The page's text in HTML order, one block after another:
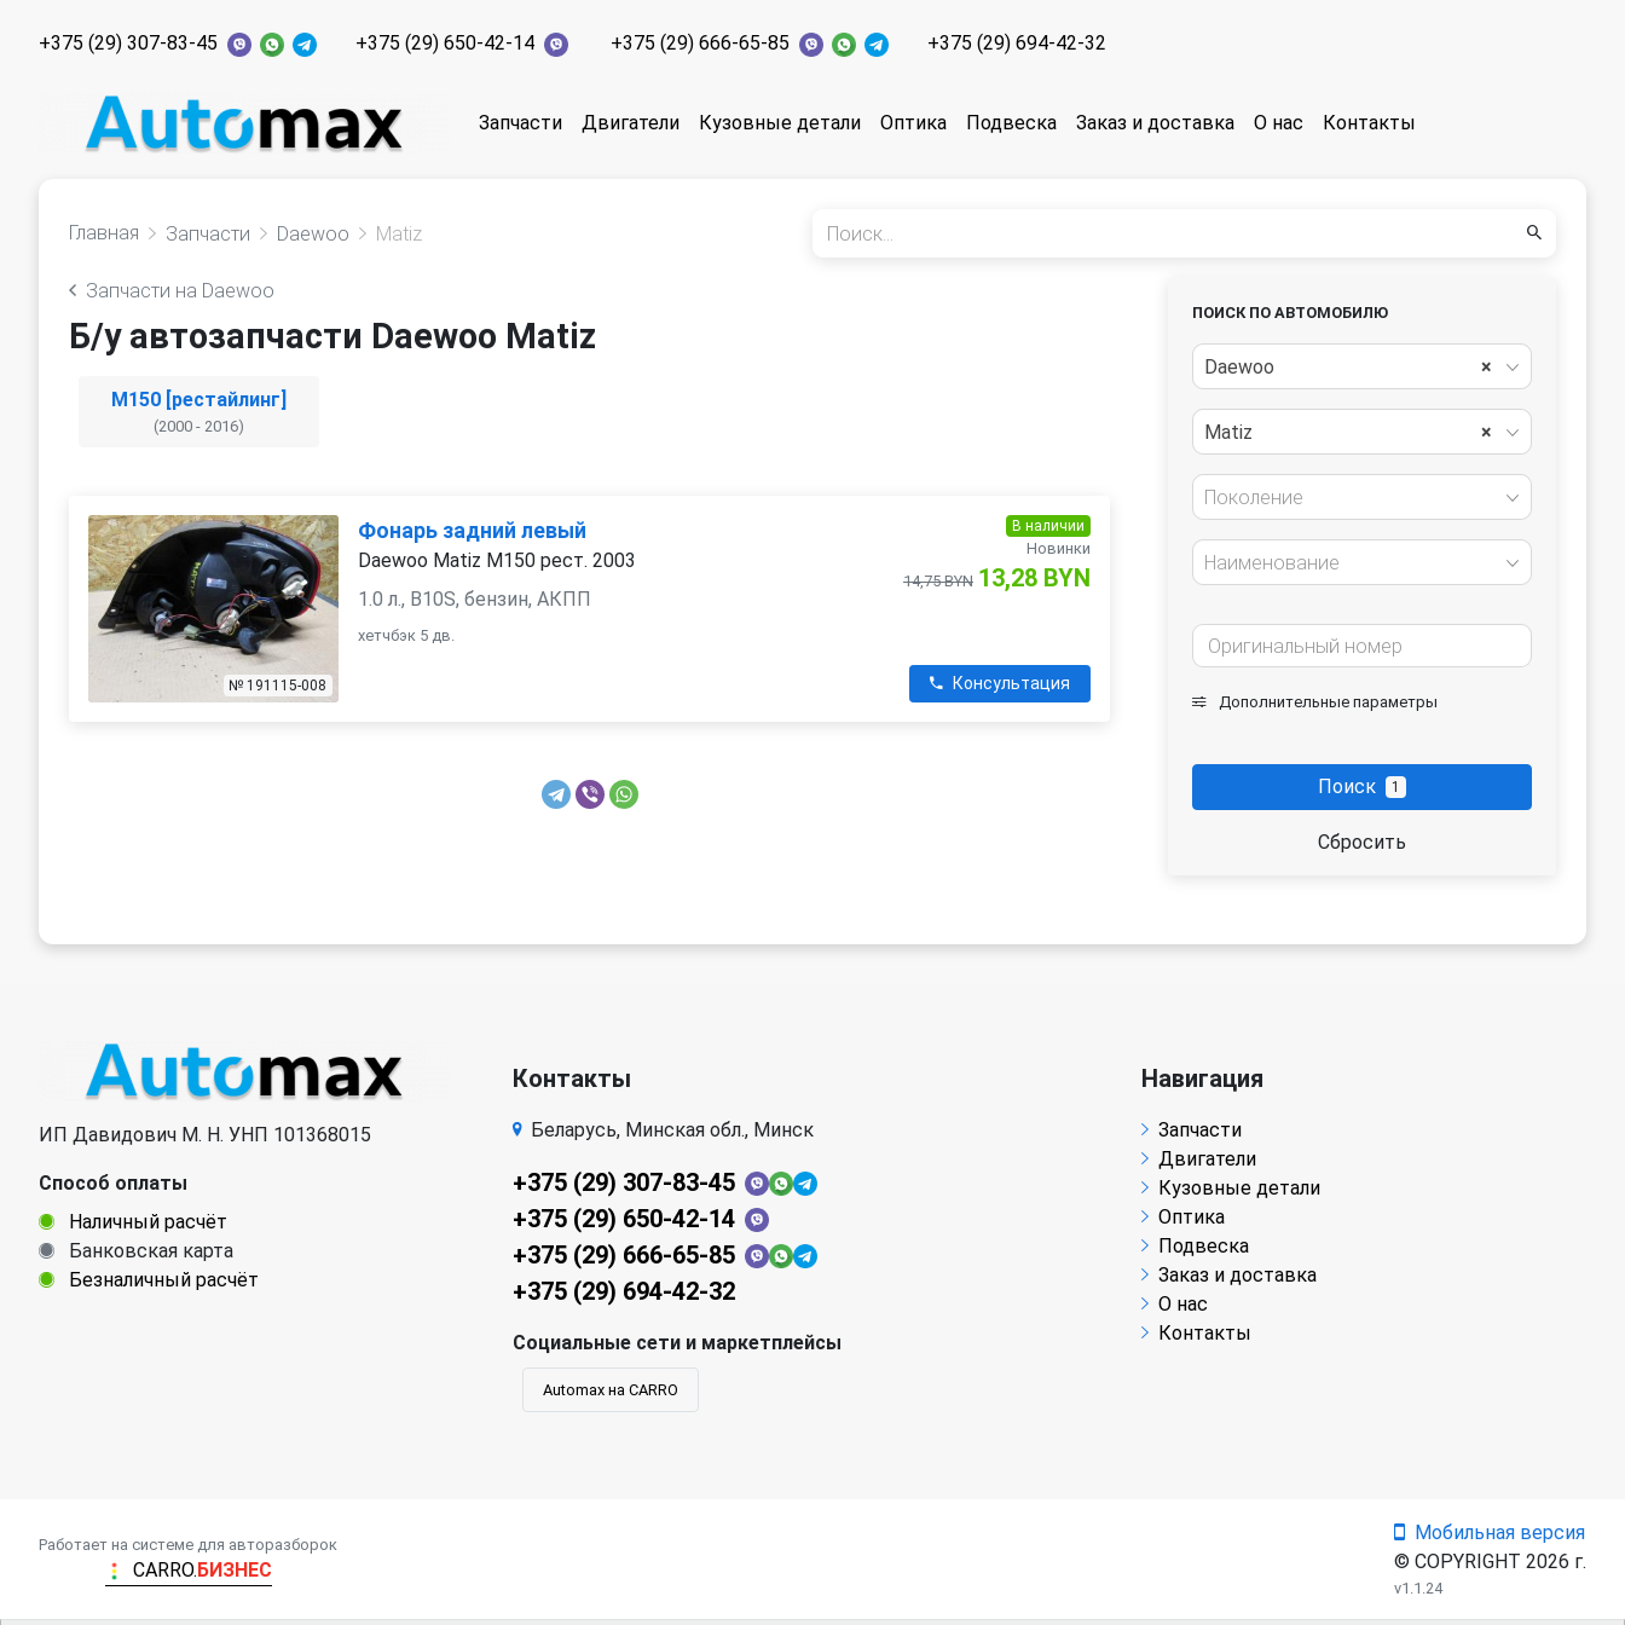
+375 (29) 307-83-45 +375 (29) 650-42-14 +375 (29) 666-65-85 +375 (29) 694-42-32
Запчасти Двигатели Кузовные детали Оптика Подвеска Заказ и доставка О нас Контакты
Главная Запчасти Daewoo Matiz
Запчасти на Daewoo
Б/у автозапчасти Daewoo Matiz
M150 [рестайлинг]
(2000 - 2016)
№ 191115-008
Фонарь задний левый
Daewoo Matiz M150 рест. 2003
1.0 л., B10S, бензин, АКПП
хетчбэк 5 дв.
В наличии
Новинки
14,75 BYN 13,28 BYN
Консультация
ПОИСК ПО АВТОМОБИЛЮ
×
Daewoo
×
Matiz
Поколение
Наименование
Дополнительные параметры
Поиск 1
Сбросить
ИП Давидович М. Н. УНП 101368015
Способ оплаты
Наличный расчёт
Банковская карта
Безналичный расчёт
Контакты
Беларусь, Минская обл., Минск
+375 (29) 307-83-45
+375 (29) 650-42-14
+375 (29) 666-65-85
+375 (29) 694-42-32
Социальные сети и маркетплейсы
Automax на CARRO
Навигация
Запчасти
Двигатели
Кузовные детали
Оптика
Подвеска
Заказ и доставка
О нас
Контакты
Работает на системе для авторазборок
CARRO.БИЗНЕС
Мобильная версия
© COPYRIGHT 2026 г.
v1.1.24